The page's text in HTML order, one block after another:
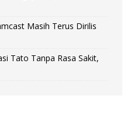
Masih Terus Dirilis
Tato Tanpa Rasa Sakit,